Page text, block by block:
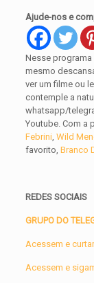
Ajude-nos e
Nesse programa
mesmo
ver um filme ou
contemple a
whatsapp/
Youtube.Com a
Febrini,Wild
favorito,Branco
REDES SOCIAIS
GRUPO DO
Acessem e
Acessem e